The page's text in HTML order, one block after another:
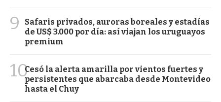
9
Safaris privados, auroras boreales y estadías
de US$ 3.000 por día: así viajan los uruguayos
premium
10Cesó la alerta amarilla por vientos fuertes y
persistentes que abarcaba desde Montevideo
hasta el Chuy